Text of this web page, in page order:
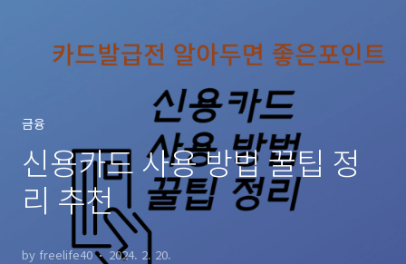
금융
신용카드 사용 방법 꿀팁 정
리 추천
by freelife40 2024. 2. 20.